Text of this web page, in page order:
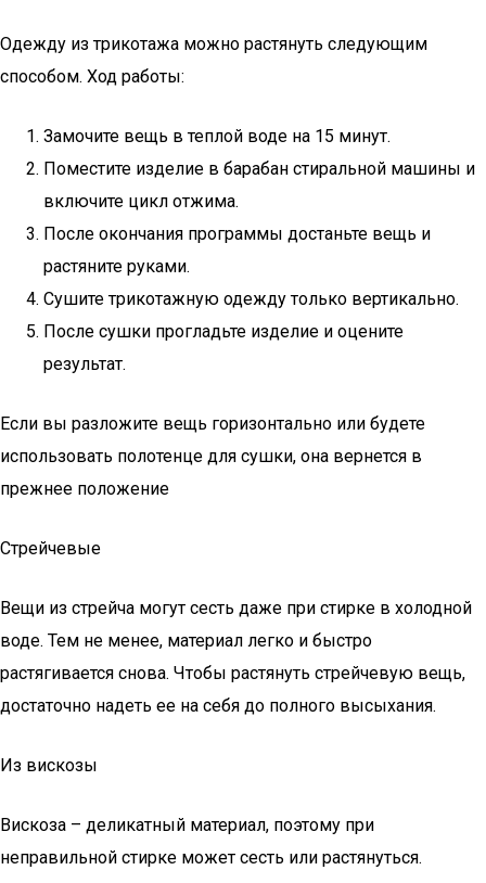
Одежду из трикотажа можно растянуть следующим
способом. Ход работы:
Замочите вещь в теплой воде на 15 минут.
Поместите изделие в барабан стиральной машины и
включите цикл отжима.
После окончания программы достаньте вещь и
растяните руками.
Сушите трикотажную одежду только вертикально.
После сушки прогладьте изделие и оцените
результат.
Если вы разложите вещь горизонтально или будете
использовать полотенце для сушки, она вернется в
прежнее положение
Стрейчевые
Вещи из стрейча могут сесть даже при стирке в холодной
воде. Тем не менее, материал легко и быстро
растягивается снова. Чтобы растянуть стрейчевую вещь,
достаточно надеть ее на себя до полного высыхания.
Из вискозы
Вискоза – деликатный материал, поэтому при
неправильной стирке может сесть или растянуться.